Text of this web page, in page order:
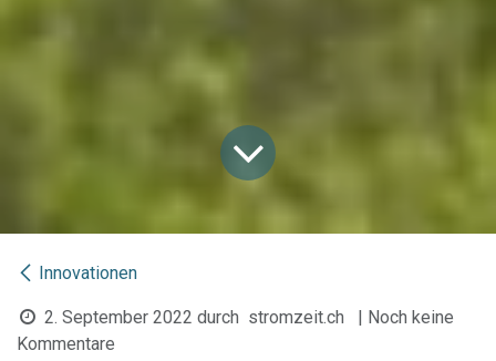
Innovationen
2. September 2022 durch stromzeit.ch
| Noch keine
Kommentare